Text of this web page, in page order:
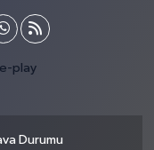
Durumu